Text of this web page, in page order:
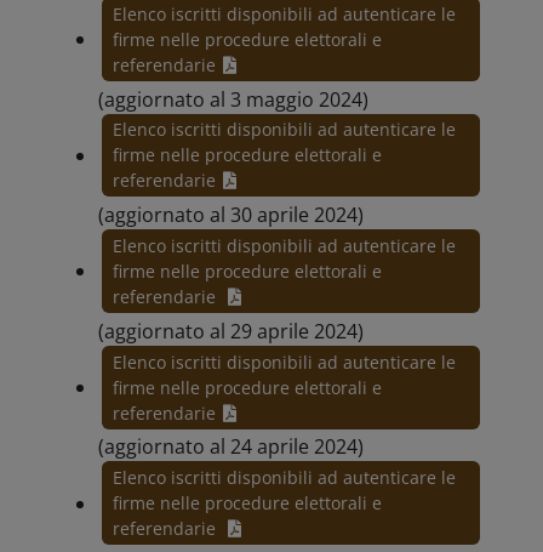
Elenco iscritti disponibili ad autenticare le
firme nelle procedure elettorali e
referendarie
(aggiornato al 3 maggio 2024)
Elenco iscritti disponibili ad autenticare le
firme nelle procedure elettorali e
referendarie
(aggiornato al 30 aprile 2024)
Elenco iscritti disponibili ad autenticare le
firme nelle procedure elettorali e
referendarie
(aggiornato al 29 aprile 2024)
Elenco iscritti disponibili ad autenticare le
firme nelle procedure elettorali e
referendarie
(aggiornato al 24 aprile 2024)
Elenco iscritti disponibili ad autenticare le
firme nelle procedure elettorali e
referendarie